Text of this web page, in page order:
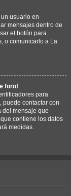
usuario en
mensajes dentro de
el botón para
o comunicarlo a La
foro!
para
puede contactar con
del mensaje que
contiene los datos
medidas.